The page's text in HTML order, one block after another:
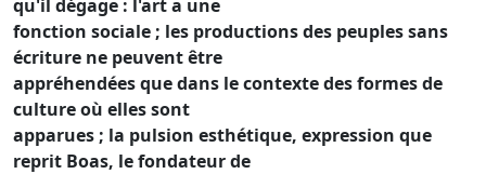
qu'il dégage : l'art a une
fonction sociale ; les productions des peuples sans
écriture ne peuvent être
appréhendées que dans le contexte des formes de
culture où elles sont
apparues ; la pulsion esthétique, expression que
reprit Boas, le fondateur de